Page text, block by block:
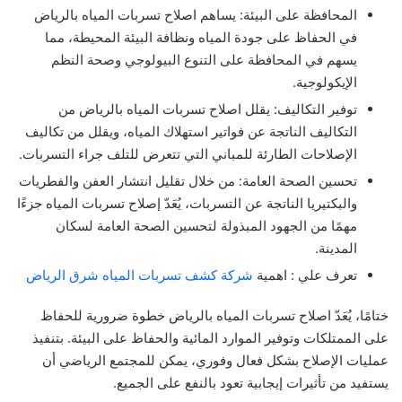
المحافظة على البيئة: يساهم اصلاح تسربات المياه بالرياض
في الحفاظ على جودة المياه ونظافة البيئة المحيطة، مما
يسهم في المحافظة على التنوع البيولوجي وصحة النظم
الإيكولوجية.
توفير التكاليف: يقلل اصلاح تسربات المياه بالرياض من
التكاليف الناتجة عن فواتير استهلاك المياه، ويقلل من تكاليف
الإصلاحات الطارئة للمباني التي تتعرض للتلف جراء التسربات.
تحسين الصحة العامة: من خلال تقليل انتشار العفن والفطريات
والبكتيريا الناتجة عن التسربات، يُعَدّ إصلاح تسربات المياه جزءًا
مهمًا من الجهود المبذولة لتحسين الصحة العامة لسكان
المدينة.
تعرف علي : اهمية شركة كشف تسربات المياه شرق الرياض
ختامًا، يُعَدّ اصلاح تسربات المياه بالرياض خطوة ضرورية للحفاظ
على الممتلكات وتوفير الموارد المائية والحفاظ على البيئة. بتنفيذ
عمليات الإصلاح بشكل فعال وفوري، يمكن للمجتمع الرياضي أن
يستفيد من تأثيرات إيجابية تعود بالنفع على الجميع.